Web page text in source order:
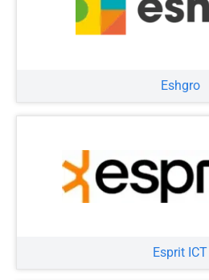
Eshgro
Esprit ICT